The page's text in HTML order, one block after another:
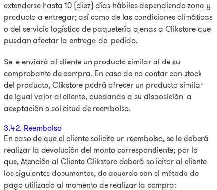
extenderse hasta 10 (diez) días hábiles dependiendo zona y
producto a entregar; así como de las condiciones climáticas
o del servicio logístico de paquetería ajenas a Clikstore que
puedan afectar la entrega del pedido.
Se le enviará al cliente un producto similar al de su
comprobante de compra. En caso de no contar con stock
del producto, Clikstore podrá ofrecer un producto similar
de igual valor al cliente, quedando a su disposición la
aceptación o solicitud de reembolso.
3.4.2. Reembolso
En caso de que el cliente solicite un reembolso, se le deberá
realizar la devolución del monto correspondiente; por lo
que, Atención al Cliente Clikstore deberá solicitar al cliente
los siguientes documentos, de acuerdo con el método de
pago utilizado al momento de realizar la compra: